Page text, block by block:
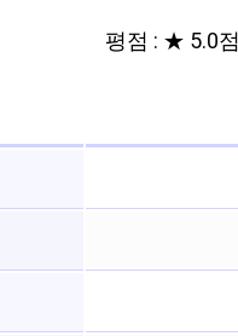
평점 : ★ 5.0